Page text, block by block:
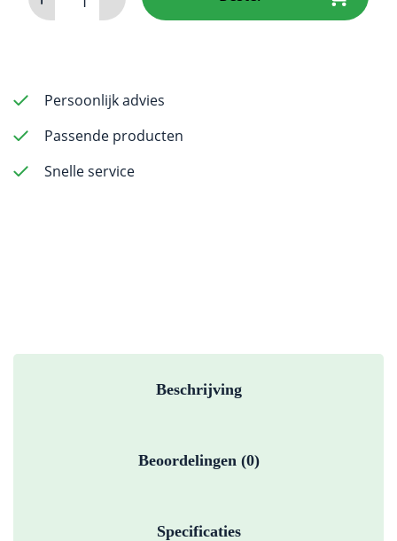
Reamer
(6
aantal
Persoonlijk advies
Passende producten
Snelle service
Beschrijving
Beoordelingen (0)
Specificaties